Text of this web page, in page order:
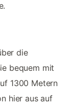
die
bequem mit
1300 Metern
hier aus auf